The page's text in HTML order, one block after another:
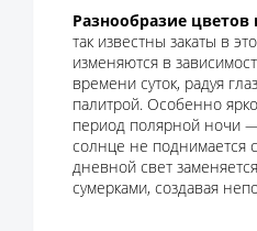
Разнообразие цветов
так известны закаты в
изменяются в
времени суток, радуя
палитрой. Особенно
период полярной ночи
солнце не поднимается
дневной свет
сумерками, создавая